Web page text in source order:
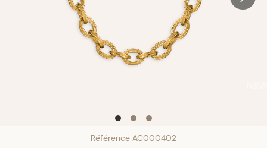
Référence AC000402